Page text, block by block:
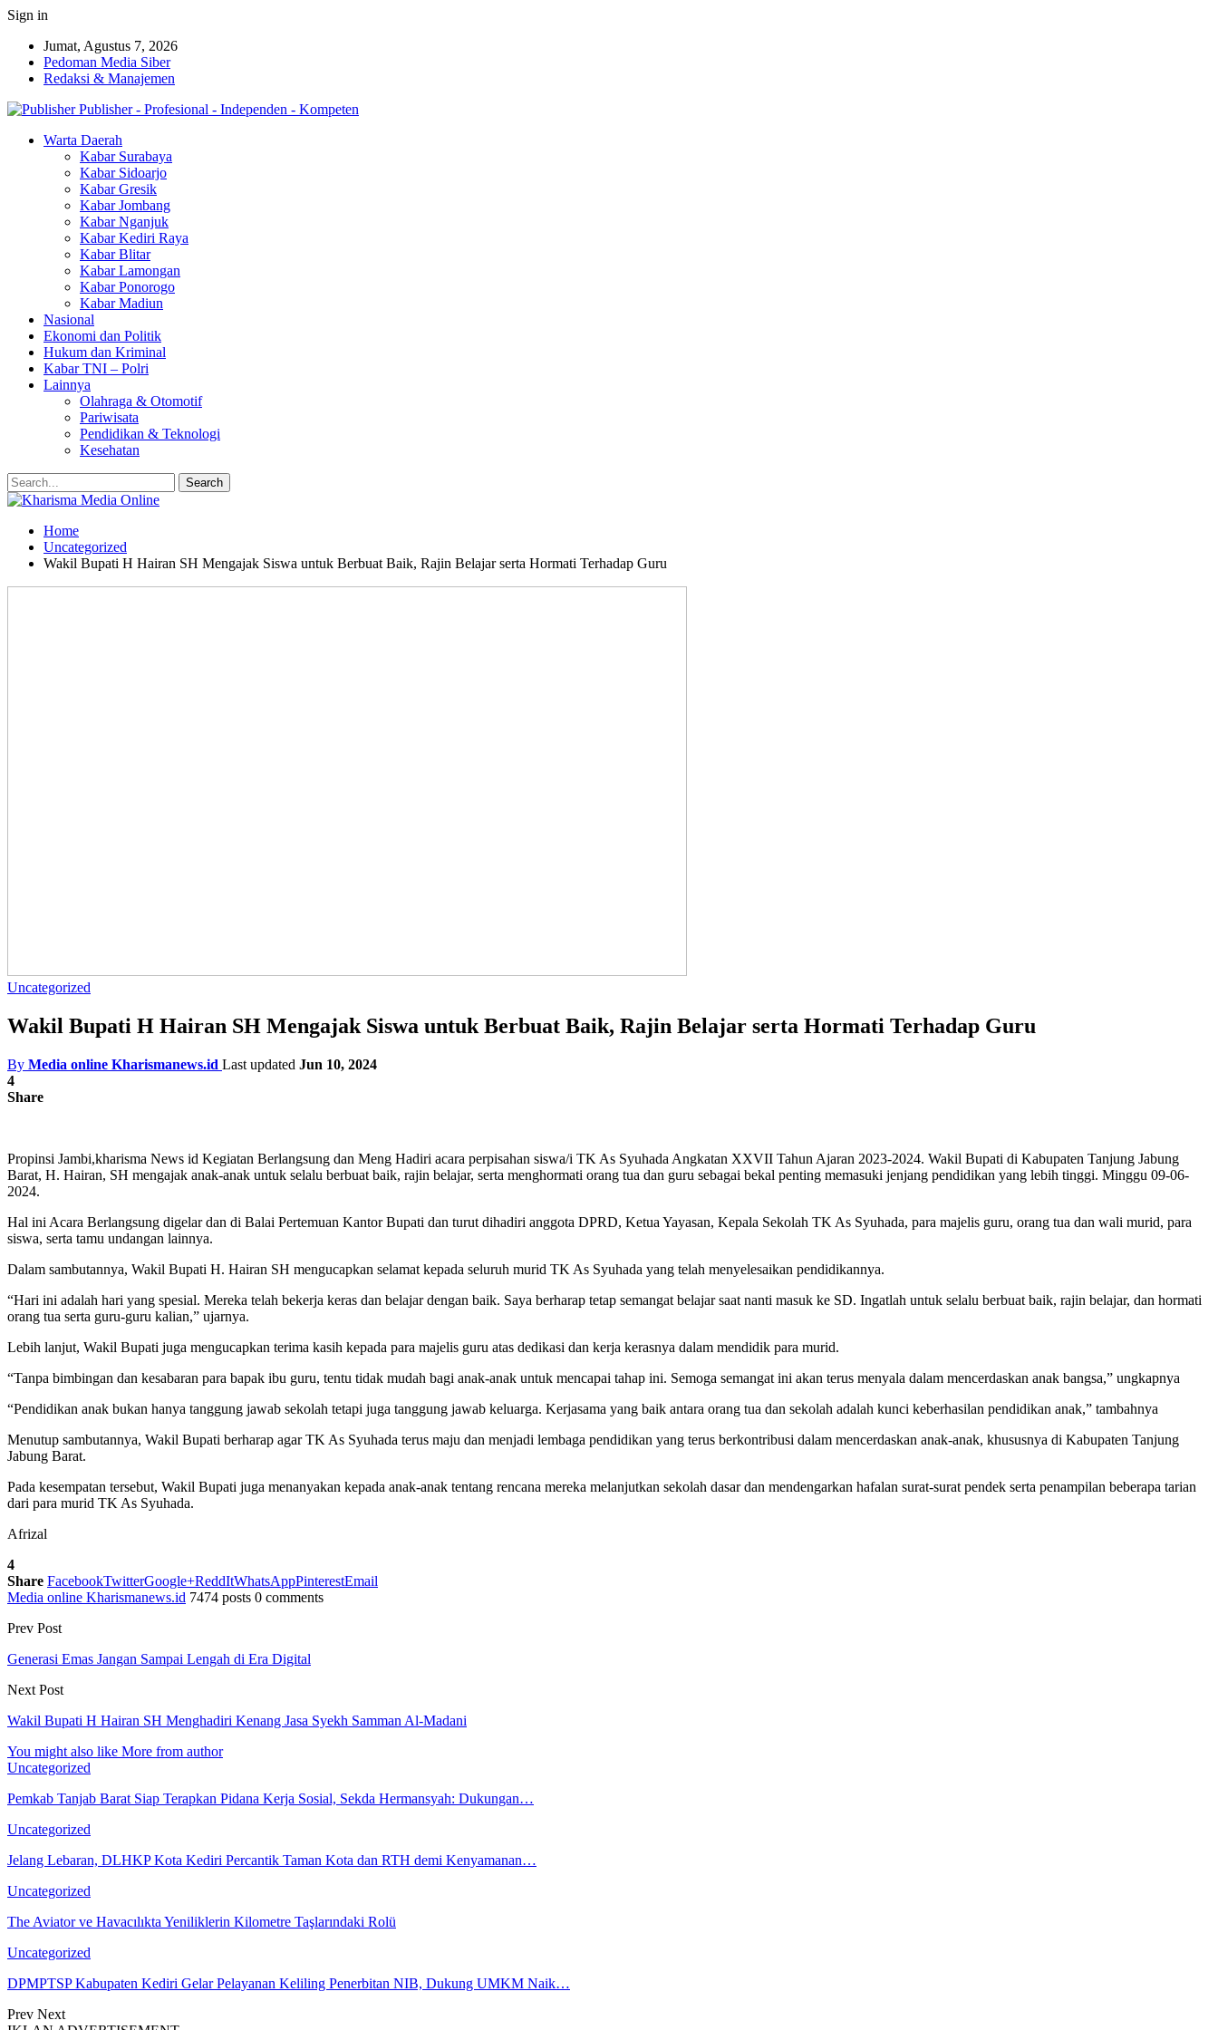
Sign in
Jumat, Agustus 7, 2026
Pedoman Media Siber
Redaksi & Manajemen
Publisher - Profesional - Independen - Kompeten
Warta Daerah
Kabar Surabaya
Kabar Sidoarjo
Kabar Gresik
Kabar Jombang
Kabar Nganjuk
Kabar Kediri Raya
Kabar Blitar
Kabar Lamongan
Kabar Ponorogo
Kabar Madiun
Nasional
Ekonomi dan Politik
Hukum dan Kriminal
Kabar TNI – Polri
Lainnya
Olahraga & Otomotif
Pariwisata
Pendidikan & Teknologi
Kesehatan
Home
Uncategorized
Wakil Bupati H Hairan SH Mengajak Siswa untuk Berbuat Baik, Rajin Belajar serta Hormati Terhadap Guru
Uncategorized
Wakil Bupati H Hairan SH Mengajak Siswa untuk Berbuat Baik, Rajin Belajar serta Hormati Terhadap Guru
By Media online Kharismanews.id Last updated Jun 10, 2024
4
Share
Propinsi Jambi,kharisma News id Kegiatan Berlangsung dan Meng Hadiri acara perpisahan siswa/i TK As Syuhada Angkatan XXVII Tahun Ajaran 2023-2024. Wakil Bupati di Kabupaten Tanjung Jabung
Barat, H. Hairan, SH mengajak anak-anak untuk selalu berbuat baik, rajin belajar, serta menghormati orang tua dan guru sebagai bekal penting memasuki jenjang pendidikan yang lebih tinggi. Minggu 09-06-
2024.
Hal ini Acara Berlangsung digelar dan di Balai Pertemuan Kantor Bupati dan turut dihadiri anggota DPRD, Ketua Yayasan, Kepala Sekolah TK As Syuhada, para majelis guru, orang tua dan wali murid, para
siswa, serta tamu undangan lainnya.
Dalam sambutannya, Wakil Bupati H. Hairan SH mengucapkan selamat kepada seluruh murid TK As Syuhada yang telah menyelesaikan pendidikannya.
“Hari ini adalah hari yang spesial. Mereka telah bekerja keras dan belajar dengan baik. Saya berharap tetap semangat belajar saat nanti masuk ke SD. Ingatlah untuk selalu berbuat baik, rajin belajar, dan hormati
orang tua serta guru-guru kalian,” ujarnya.
Lebih lanjut, Wakil Bupati juga mengucapkan terima kasih kepada para majelis guru atas dedikasi dan kerja kerasnya dalam mendidik para murid.
“Tanpa bimbingan dan kesabaran para bapak ibu guru, tentu tidak mudah bagi anak-anak untuk mencapai tahap ini. Semoga semangat ini akan terus menyala dalam mencerdaskan anak bangsa,” ungkapnya
“Pendidikan anak bukan hanya tanggung jawab sekolah tetapi juga tanggung jawab keluarga. Kerjasama yang baik antara orang tua dan sekolah adalah kunci keberhasilan pendidikan anak,” tambahnya
Menutup sambutannya, Wakil Bupati berharap agar TK As Syuhada terus maju dan menjadi lembaga pendidikan yang terus berkontribusi dalam mencerdaskan anak-anak, khususnya di Kabupaten Tanjung
Jabung Barat.
Pada kesempatan tersebut, Wakil Bupati juga menanyakan kepada anak-anak tentang rencana mereka melanjutkan sekolah dasar dan mendengarkan hafalan surat-surat pendek serta penampilan beberapa tarian
dari para murid TK As Syuhada.
Afrizal
4
Share FacebookTwitterGoogle+ReddItWhatsAppPinterestEmail
Media online Kharismanews.id 7474 posts 0 comments
Prev Post
Generasi Emas Jangan Sampai Lengah di Era Digital
Next Post
Wakil Bupati H Hairan SH Menghadiri Kenang Jasa Syekh Samman Al-Madani
You might also like More from author
Uncategorized
Pemkab Tanjab Barat Siap Terapkan Pidana Kerja Sosial, Sekda Hermansyah: Dukungan…
Uncategorized
Jelang Lebaran, DLHKP Kota Kediri Percantik Taman Kota dan RTH demi Kenyamanan…
Uncategorized
The Aviator ve Havacılıkta Yeniliklerin Kilometre Taşlarındaki Rolü
Uncategorized
DPMPTSP Kabupaten Kediri Gelar Pelayanan Keliling Penerbitan NIB, Dukung UMKM Naik…
Prev Next